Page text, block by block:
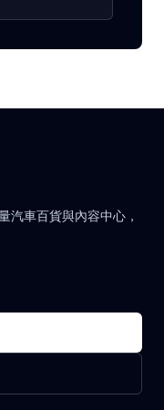
汽車百貨與內容中心，